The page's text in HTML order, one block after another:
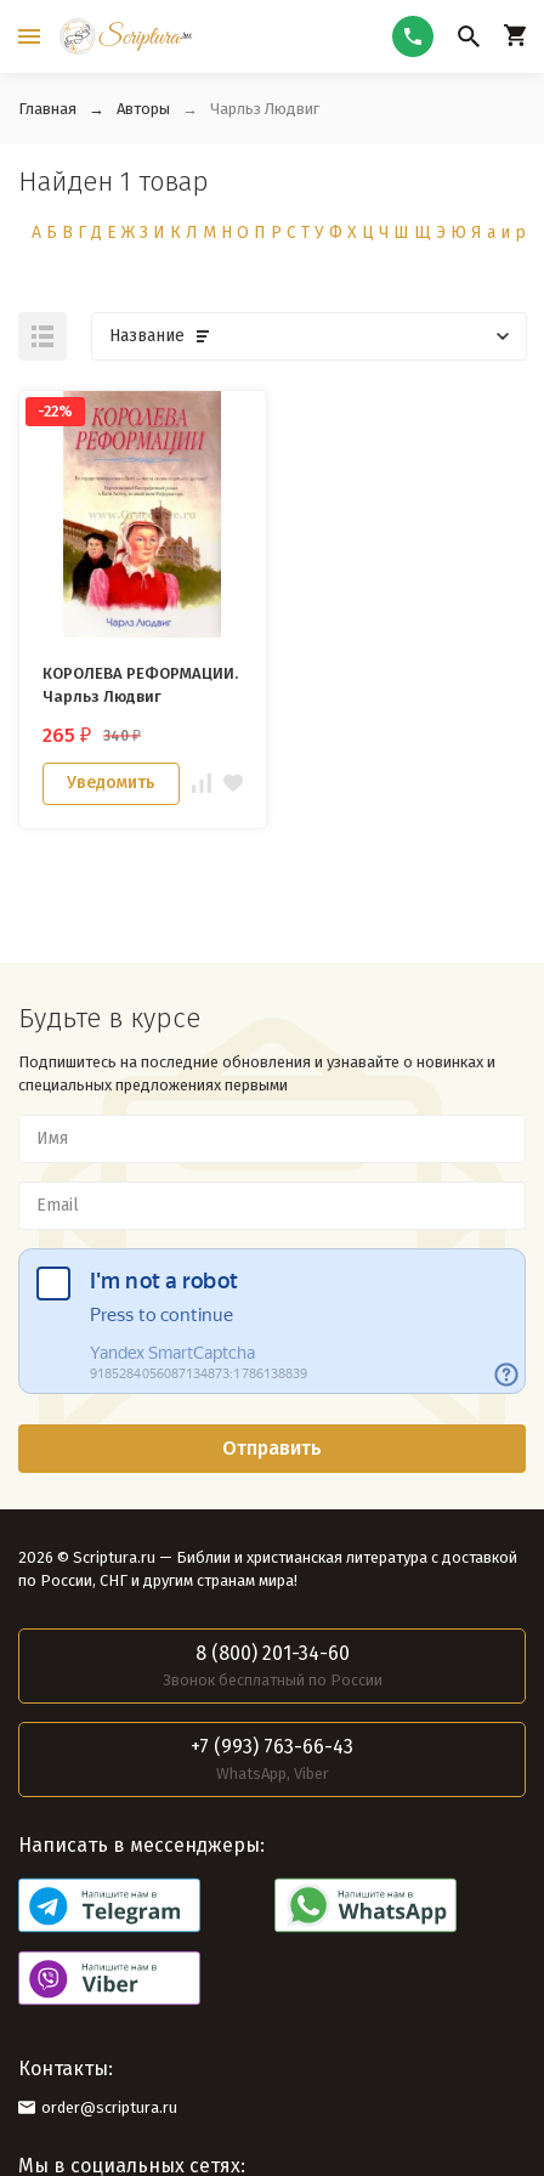
Главная Авторы Чарльз Людвиг
Найден 1 товар
А Б В Г Д Е Ж З И К Л М Н О П Р С Т У Ф Х Ц Ч Ш Щ Э Ю Я а и р
Название
-22%
КОРОЛЕВА РЕФОРМАЦИИ.
Чарльз Людвиг
265₽ 340₽
Уведомить
Будьте в курсе
Подпишитесь на последние обновления и узнавайте о новинках и
специальных предложениях первыми
2026 © Scriptura.ru — Библии и христианская литература с доставкой
по России, СНГ и другим странам мира!
8 (800) 201-34-60
Звонок бесплатный по России
+7 (993) 763-66-43
WhatsApp, Viber
Написать в мессенджеры:
Контакты:
order@scriptura.ru
Мы в социальных сетях: